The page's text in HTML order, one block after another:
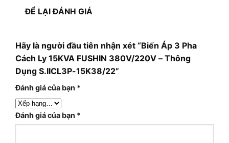
ĐỂ LẠI ĐÁNH GIÁ
Hãy là người đầu tiên nhận xét “Biến Áp 3 Pha
Cách Ly 15KVA FUSHIN 380V/220V – Thông
Dụng S.IICL3P-15K38/22”
Đánh giá của bạn *
Đánh giá của bạn *